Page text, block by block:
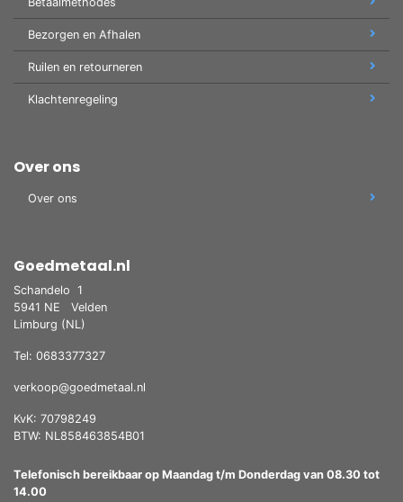
Bezorgen en Afhalen
Ruilen en retourneren
Klachtenregeling
Over ons
Over ons
Goedmetaal.nl
Schandelo 1
5941 NE
Velden
Limburg (NL)
Tel: 0683377327
verkoop@goedmetaal.nl
KvK: 70798249
BTW: NL858463854B01
Telefonisch bereikbaar op Maandag t/m Donderdag van 08.30 tot
14.00